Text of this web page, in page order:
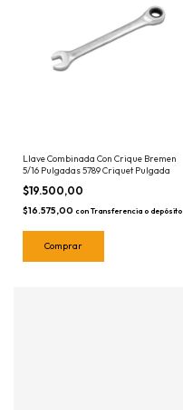
Llave Combinada Con Crique Bremen
5/16 Pulgadas 5789 Criquet Pulgada
$19.500,00
$16.575,00 con Transferencia o depósito